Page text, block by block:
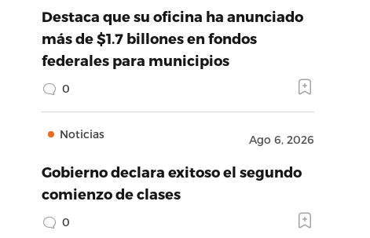
Destaca que su oficina ha anunciado
más de $1.7 billones en fondos
federales para municipios
0
Noticias Ago 6, 2026
Gobierno declara exitoso el segundo
comienzo de clases
0